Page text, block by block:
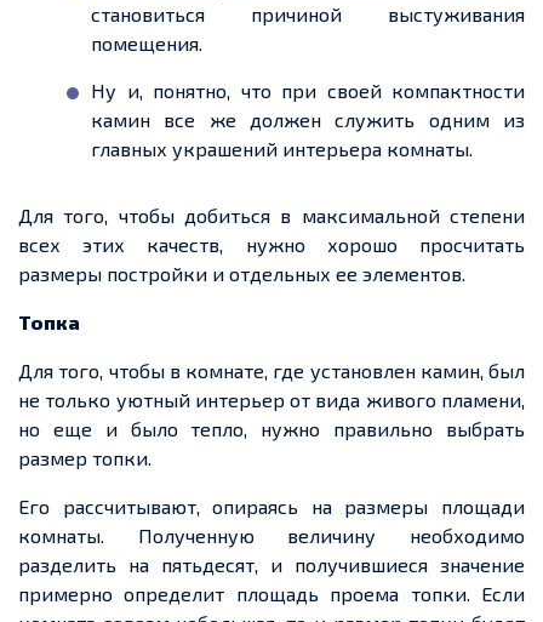
становиться причиной выстуживания
помещения.
Ну и, понятно, что при своей компактности
камин все же должен служить одним из
главных украшений интерьера комнаты.
Для того, чтобыдобиться в максимальной степени
всех этих качеств, нужно хорошо просчитать
размеры постройки и отдельных ее элементов.
Топка
Для того, чтобыв комнате, где установлен камин, был
не только уютный интерьер от вида живого пламени,
но еще и было тепло, нужно правильно выбрать
размер топки.
Его рассчитывают, опираясь на размеры площади
комнаты. Полученную величину необходимо
разделить на пятьдесят, и получившиеся значение
примерно определит площадь проема топки. Если